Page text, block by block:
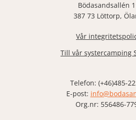
Bödasandsallén
387 73 Löttorp,
Vår
Till vår systercamping
Telefon: (+46)485-
E-post:
Org.nr: 556486-